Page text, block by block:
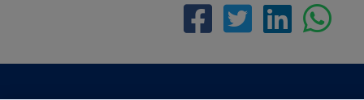
Facebook
Twitter